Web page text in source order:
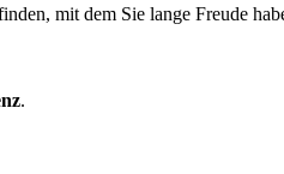
mit dem Sie lange Freude
.